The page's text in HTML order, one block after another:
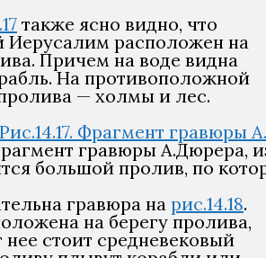
также ясно видно, что
Иерусалим расположен на
Причем на воде видна
На противоположной
— холмы и лес.
гравюры
большой пролив, по
гравюра на рис.14.18.
на берегу пролива,
нее стоит средневековый